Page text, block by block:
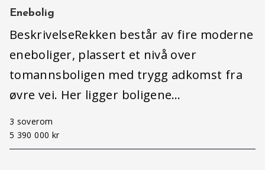
Enebolig
BeskrivelseRekken består av fire moderne
eneboliger, plassert et nivå over
tomannsboligen med trygg adkomst fra
øvre vei. Her ligger boligene…
3 soverom
5 390 000 kr